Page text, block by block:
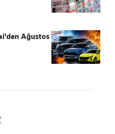
Ağustos